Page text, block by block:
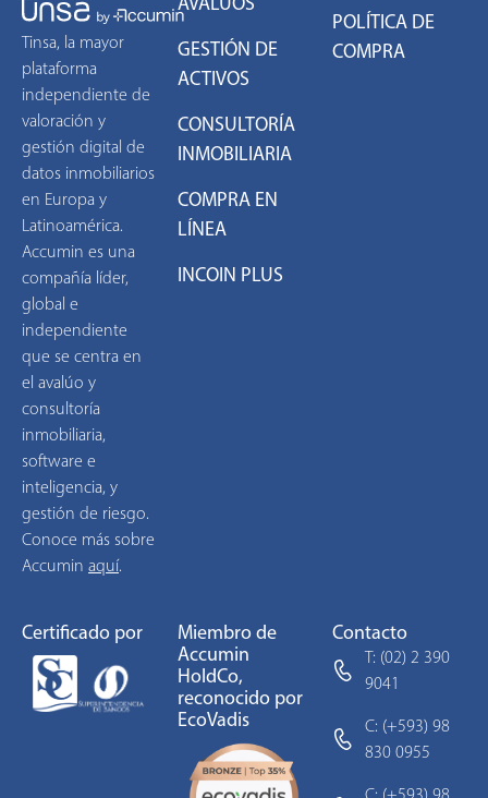
Tinsa, la mayor
plataforma
independiente de
valoración y
gestión digital de
datos inmobiliarios
en Europa y
Latinoamérica.
Accumin es una
compañía líder,
global e
independiente
que se centra en
el avalúo y
consultoría
inmobiliaria,
software e
inteligencia, y
gestión de riesgo.
Conoce más sobre
Accumin aquí.
GESTIÓN DE
ACTIVOS
CONSULTORÍA
INMOBILIARIA
COMPRA EN
LÍNEA
INCOIN PLUS
POLÍTICA DE
COMPRA
Certificado por
Miembro de
Accumin
HoldCo,
reconocido por
EcoVadis
Contacto
T: (02) 2 390
9041
C: (+593) 98
830 0955